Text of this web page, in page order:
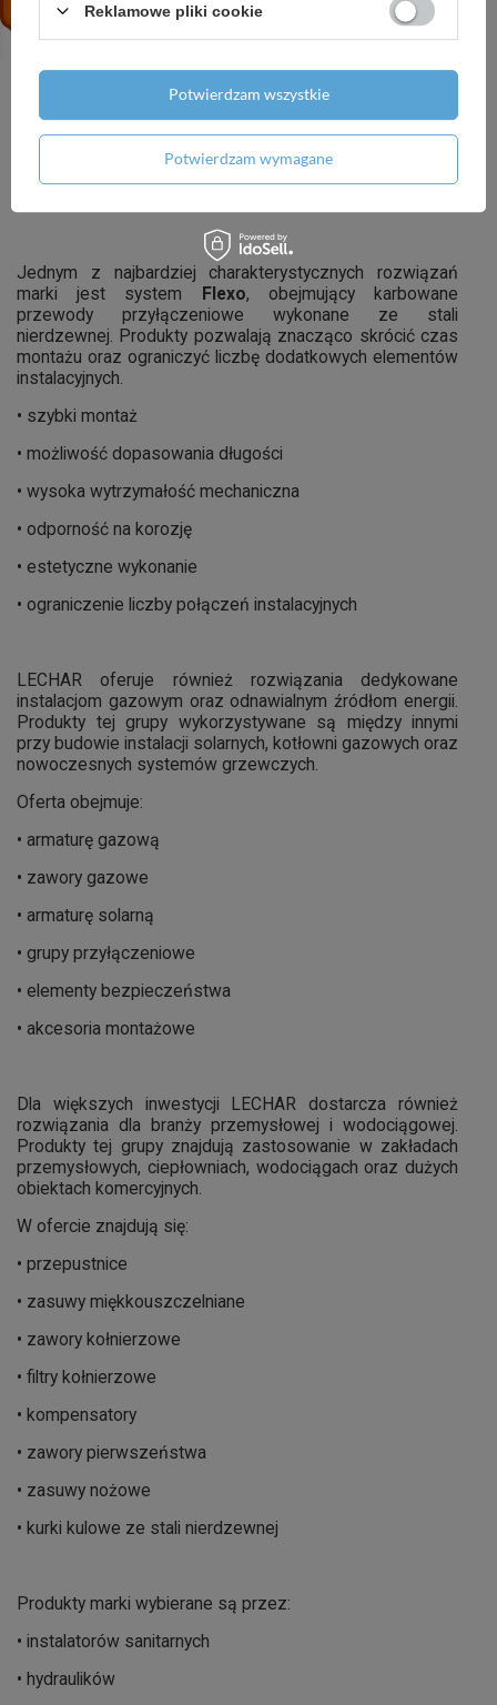
• wysoką odpornością na temperaturę
• odpornością na ciśnienie
• elastyczną konstrukcją
• wieloletnią trwałością
Jednym z najbardziej charakterystycznych rozwiązań
marki jest system Flexo, obejmujący karbowane
przewody przyłączeniowe wykonane ze stali
nierdzewnej. Produkty pozwalają znacząco skrócić czas
montażu oraz ograniczyć liczbę dodatkowych elementów
instalacyjnych.
• szybki montaż
• możliwość dopasowania długości
• wysoka wytrzymałość mechaniczna
• odporność na korozję
• estetyczne wykonanie
• ograniczenie liczby połączeń instalacyjnych
LECHAR oferuje również rozwiązania dedykowane
instalacjom gazowym oraz odnawialnym źródłom energii.
Produkty tej grupy wykorzystywane są między innymi
przy budowie instalacji solarnych, kotłowni gazowych oraz
nowoczesnych systemów grzewczych.
Oferta obejmuje:
• armaturę gazową
• zawory gazowe
• armaturę solarną
• grupy przyłączeniowe
• elementy bezpieczeństwa
• akcesoria montażowe
Dla większych inwestycji LECHAR dostarcza również
rozwiązania dla branży przemysłowej i wodociągowej.
Produkty tej grupy znajdują zastosowanie w zakładach
przemysłowych, ciepłowniach, wodociągach oraz dużych
obiektach komercyjnych.
W ofercie znajdują się:
• przepustnice
• zasuwy miękkouszczelniane
• zawory kołnierzowe
• filtry kołnierzowe
• kompensatory
• zawory pierwszeństwa
• zasuwy nożowe
• kurki kulowe ze stali nierdzewnej
Produkty marki wybierane są przez:
• instalatorów sanitarnych
• hydraulików
Reklamowe pliki cookie
Potwierdzam wymagane
Potwierdzam wszystkie